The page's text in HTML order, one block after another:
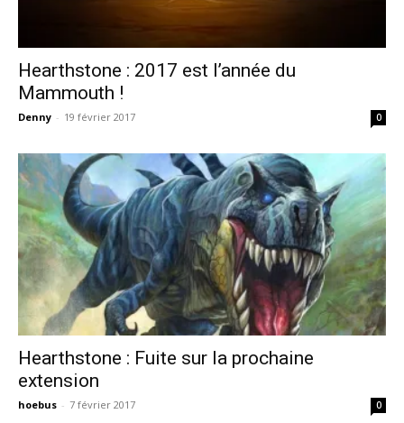
Hearthstone : 2017 est l’année du
Mammouth !
Denny - 19 février 2017 0
Hearthstone : Fuite sur la prochaine
extension
hoebus - 7 février 2017 0